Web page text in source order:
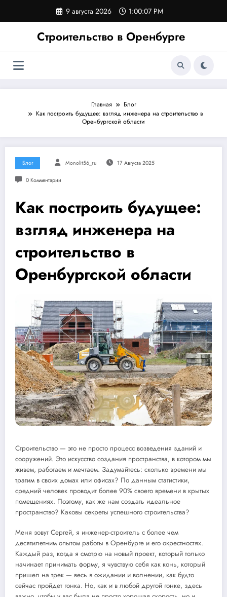
содержимому
9 августа 2026 1:00:07 PM
Строительство в Оренбурге
Главная
Блог
Как построить будущее: взгляд инженера на строительство в
Оренбургской области
Блог Monolit56_ru 17 Августа 2025
0 Комментарии
Как построить будущее:
взгляд инженера на
строительство в
Оренбургской области
Строительство — это не просто процесс возведения зданий и
сооружений. Это искусство создания пространства, в котором мы
живем, работаем и мечтаем. Задумайтесь: сколько времени мы
тратим в своих домах или офисах? По данным статистики,
средний человек проводит более 90% своего времени в крытых
помещениях. Поэтому, как же нам создать идеальное
пространство? Каковы секреты успешного строительства?
Меня зовут Сергей, я инженер-строитель с более чем
десятилетним опытом работы в Оренбурге и его окрестностях.
Каждый раз, когда я смотрю на новый проект, который только
начинает принимать форму, я чувствую себя как конь, который
пришел на трек — весь в ожидании и волнении, как будто
сейчас пройдет гонка. Но, как и в любой другой гонке, здесь